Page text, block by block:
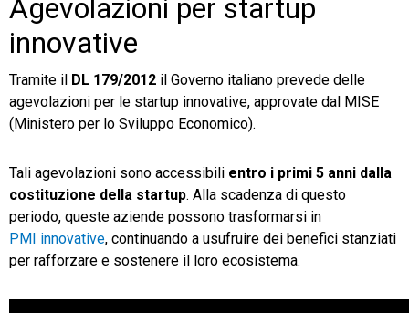
Agevolazioni per startup
innovative
Tramite il DL 179/2012 il Governo italiano prevede delle
agevolazioni per le startup innovative, approvate dal MISE
(Ministero per lo Sviluppo Economico).
Tali agevolazioni sono accessibili entro i primi 5 anni dalla
costituzione della startup. Alla scadenza di questo
periodo, queste aziende possono trasformarsi in
PMI innovative, continuando a usufruire dei benefici stanziati
per rafforzare e sostenere il loro ecosistema.